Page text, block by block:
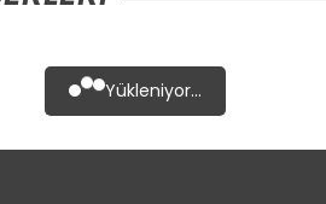
Yükleniyor...